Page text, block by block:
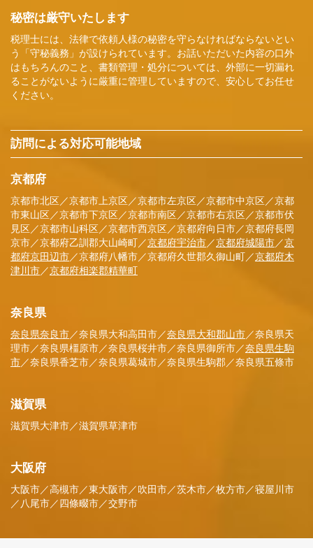
秘密は厳守いたします
税理士には、法律で依頼人様の秘密を守らなければならないとい
う「守秘義務」が設けられています。お話いただいた内容の口外
はもちろんのこと、書類管理・処分については、外部に一切漏れ
ることがないように厳重に管理していますので、安心してお任せ
ください。
訪問による対応可能地域
京都府
京都市北区／京都市上京区／京都市左京区／京都市中京区／京都
市東山区／京都市下京区／京都市南区／京都市右京区／京都市伏
見区／京都市山科区／京都市西京区／京都府向日市／京都府長岡
京市／京都府乙訓郡大山崎町／京都府宇治市／京都府城陽市／京
都府京田辺市／京都府八幡市／京都府久世郡久御山町／京都府木
津川市／京都府相楽郡精華町
奈良県
奈良県奈良市／奈良県大和高田市／奈良県大和郡山市／奈良県天
理市／奈良県橿原市／奈良県桜井市／奈良県御所市／奈良県生駒
市／奈良県香芝市／奈良県葛城市／奈良県生駒郡／奈良県五條市
滋賀県
滋賀県大津市／滋賀県草津市
大阪府
大阪市／高槻市／東大阪市／吹田市／茨木市／枚方市／寝屋川市
／八尾市／四條畷市／交野市